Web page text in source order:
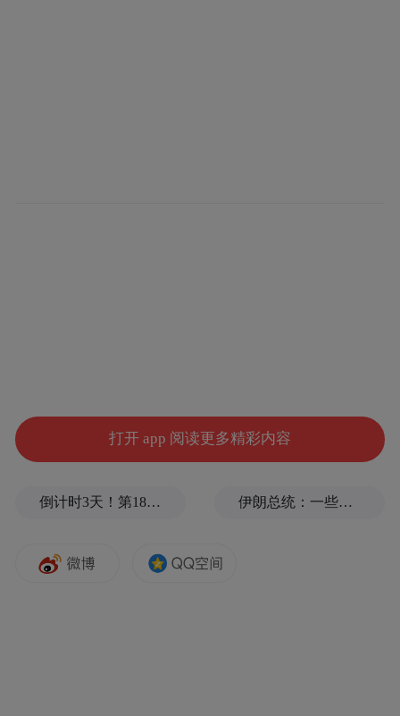
打开 app 阅读更多精彩内容
倒计时3天！第18届影响世界华人盛典即将启幕 伊朗总统：一些人认为美欧会出现通货膨胀，伊朗不会，我无法理解